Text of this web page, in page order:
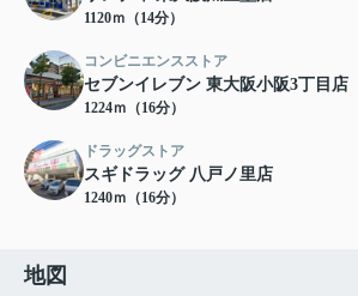
1120ｍ（14分）
コンビニエンスストア
セブンイレブン 東大阪小阪3丁目店
1224ｍ（16分）
ドラッグストア
スギドラッグ 八戸ノ里店
1240ｍ（16分）
地図